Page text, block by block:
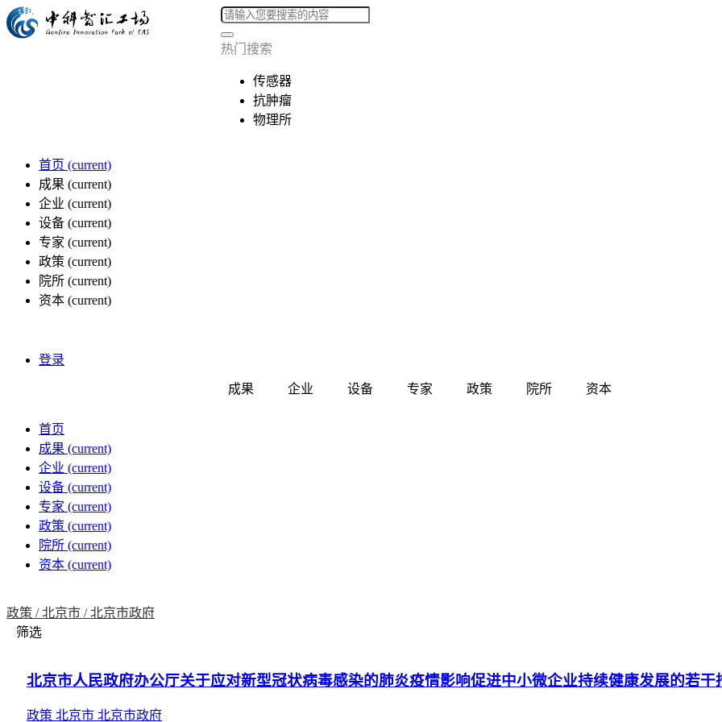
热门搜索
传感器
抗肿瘤
物理所
首页 (current)
成果 (current)
企业 (current)
设备 (current)
专家 (current)
政策 (current)
院所 (current)
资本 (current)
登录
成果 企业 设备 专家 政策 院所 资本
首页
成果 (current)
企业 (current)
设备 (current)
专家 (current)
政策 (current)
院所 (current)
资本 (current)
政策 /北京市 /北京市政府
筛选
北京市人民政府办公厅关于应对新型冠状病毒感染的肺炎疫情影响促进中小微企业持续健康发展的若干
政策 北京市 北京市政府